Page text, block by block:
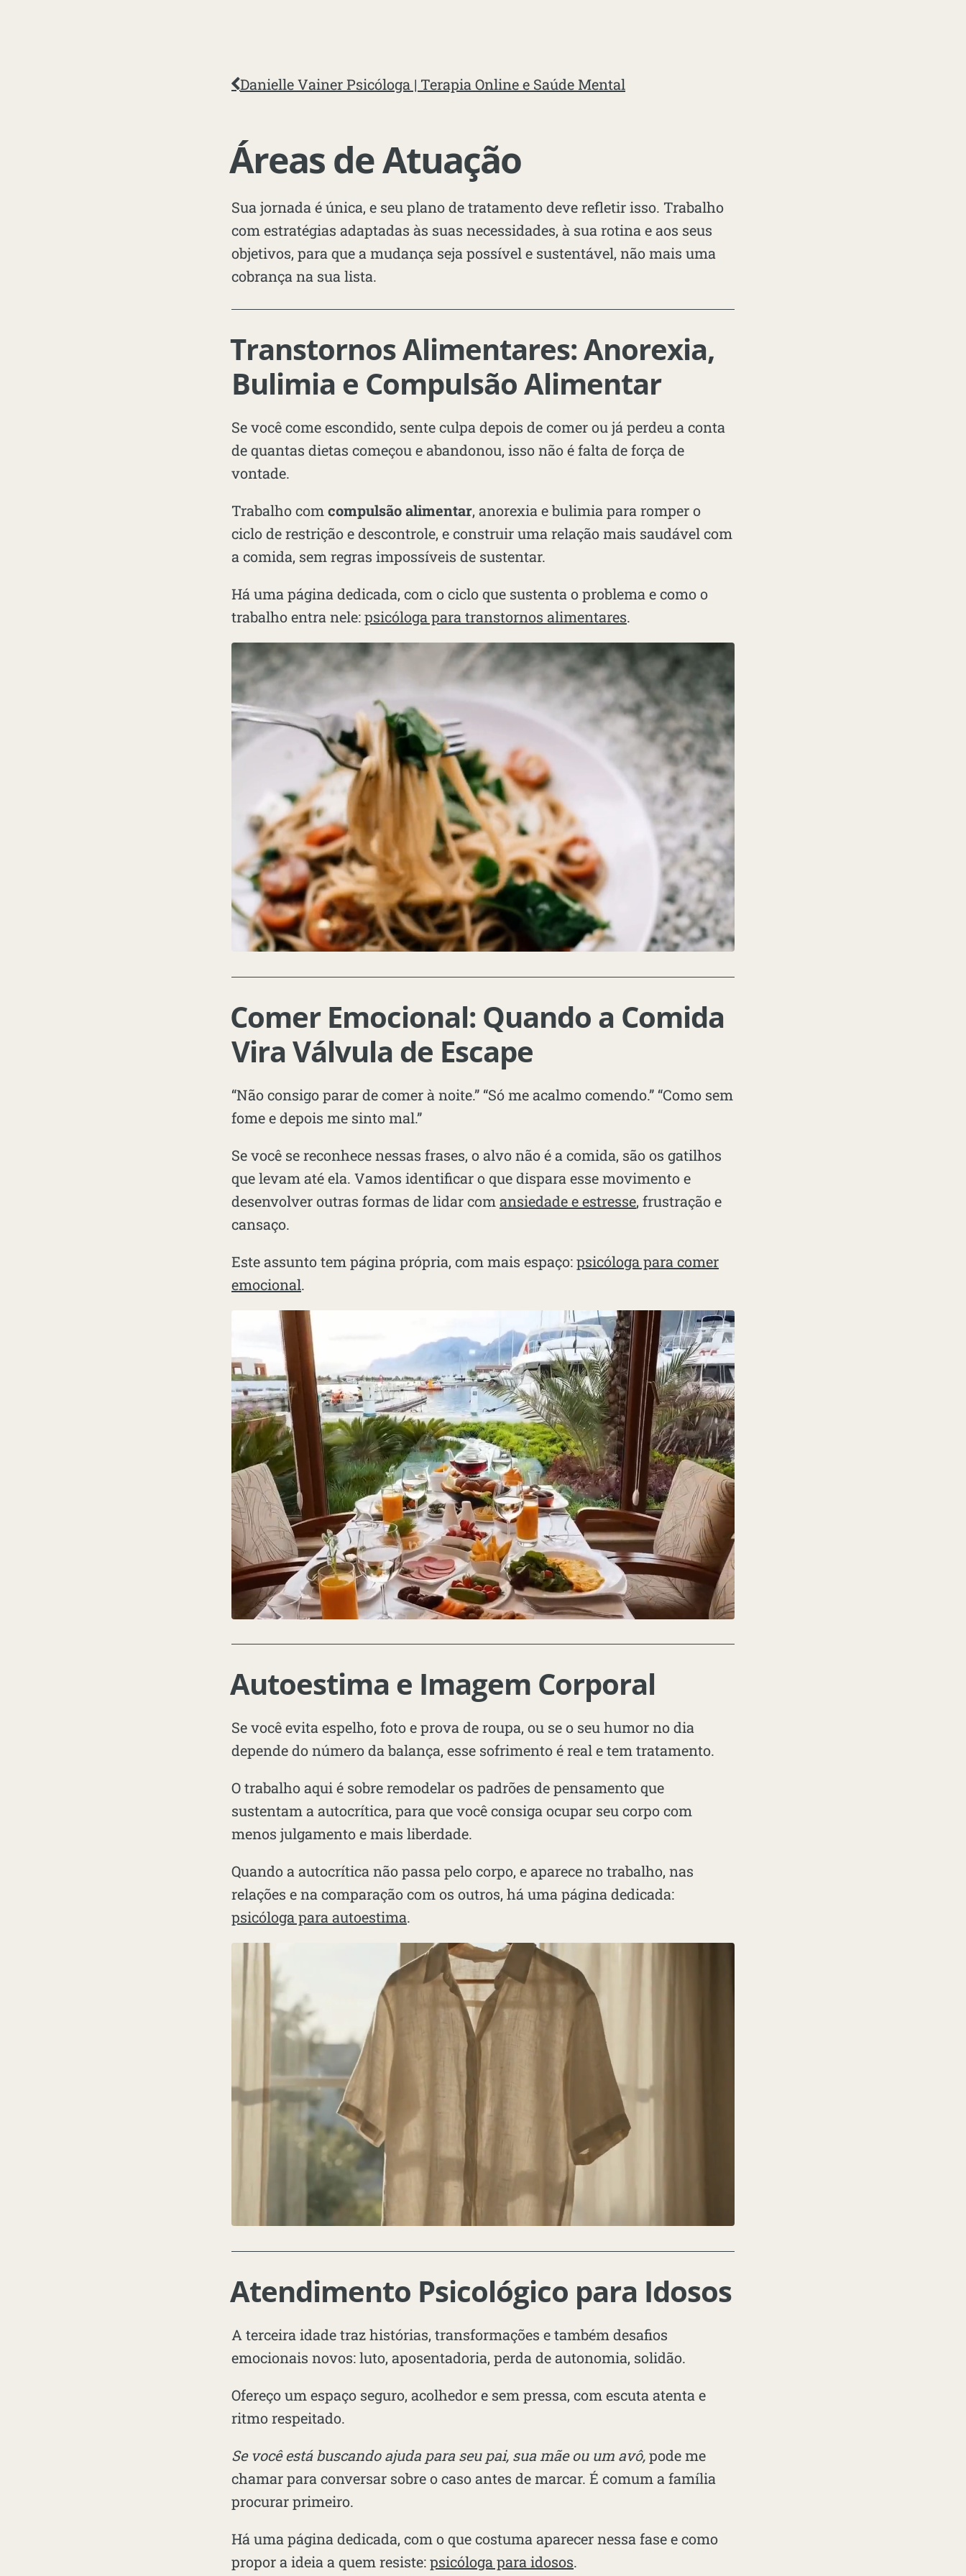
Danielle Vainer Psicóloga | Terapia Online e Saúde Mental
Áreas de Atuação
Sua jornada é única, e seu plano de tratamento deve refletir isso. Trabalho
com estratégias adaptadas às suas necessidades, à sua rotina e aos seus
objetivos, para que a mudança seja possível e sustentável, não mais uma
cobrança na sua lista.
Transtornos Alimentares: Anorexia,
Bulimia e Compulsão Alimentar
Se você come escondido, sente culpa depois de comer ou já perdeu a conta
de quantas dietas começou e abandonou, isso não é falta de força de
vontade.
Trabalho comcompulsão alimentar, anorexia e bulimia para romper o
ciclo de restrição e descontrole, e construir uma relação mais saudável com
a comida, sem regras impossíveis de sustentar.
Há uma página dedicada, com o ciclo que sustenta o problema e como o
trabalho entra nele:psicóloga para transtornos alimentares.
Comer Emocional: Quando a Comida
Vira Válvula de Escape
“Não consigo parar de comer à noite.” “Só me acalmo comendo.” “Como sem
fome e depois me sinto mal.”
Se você se reconhece nessas frases, o alvo não é a comida, são os gatilhos
que levam até ela. Vamos identificar o que dispara esse movimento e
desenvolver outras formas de lidar comansiedade e estresse, frustração e
cansaço.
Este assunto tem página própria, com mais espaço:psicóloga para comer
emocional.
Autoestima e Imagem Corporal
Se você evita espelho, foto e prova de roupa, ou se o seu humor no dia
depende do número da balança, esse sofrimento é real e tem tratamento.
O trabalho aqui é sobre remodelar os padrões de pensamento que
sustentam a autocrítica, para que você consiga ocupar seu corpo com
menos julgamento e mais liberdade.
Quando a autocrítica não passa pelo corpo, e aparece no trabalho, nas
relações e na comparação com os outros, há uma página dedicada:
psicóloga para autoestima.
Atendimento Psicológico para Idosos
A terceira idade traz histórias, transformações e também desafios
emocionais novos: luto, aposentadoria, perda de autonomia, solidão.
Ofereço um espaço seguro, acolhedor e sem pressa, com escuta atenta e
ritmo respeitado.
Se você está buscando ajuda para seu pai, sua mãe ou um avô,pode me
chamar para conversar sobre o caso antes de marcar. É comum a família
procurar primeiro.
Há uma página dedicada, com o que costuma aparecer nessa fase e como
propor a ideia a quem resiste:psicóloga para idosos.